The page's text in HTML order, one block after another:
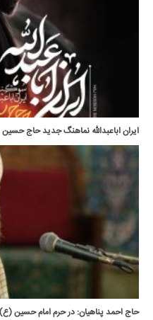
ایران اباعبدالله نماهنگ جدید حاج
حاج احمد پناهیان: در حرم امام حسین